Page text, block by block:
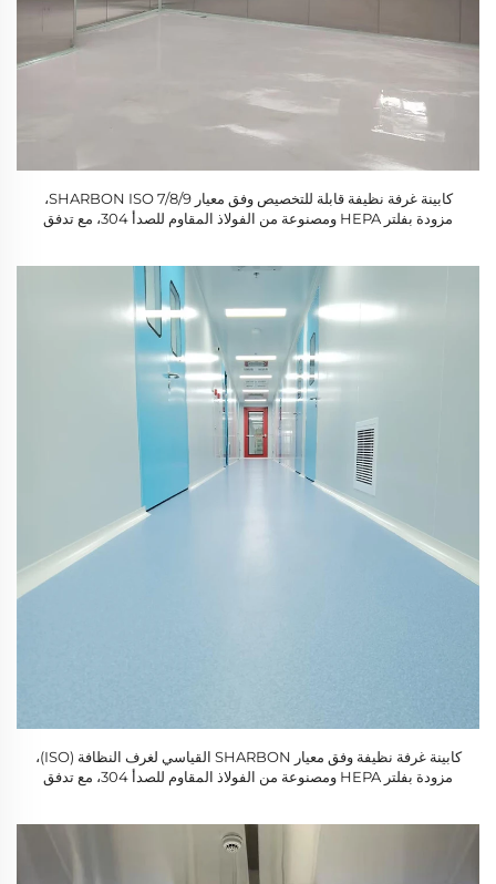
كابينة غرفة نظيفة قابلة للتخصيص وفق معيار SHARBON ISO 7/8/9،
مزودة بفلتر HEPA ومصنوعة من الفولاذ المقاوم للصدأ 304، مع تدفق
كابينة غرفة نظيفة وفق معيار SHARBON القياسي لغرف النظافة (ISO)،
مزودة بفلتر HEPA ومصنوعة من الفولاذ المقاوم للصدأ 304، مع تدفق